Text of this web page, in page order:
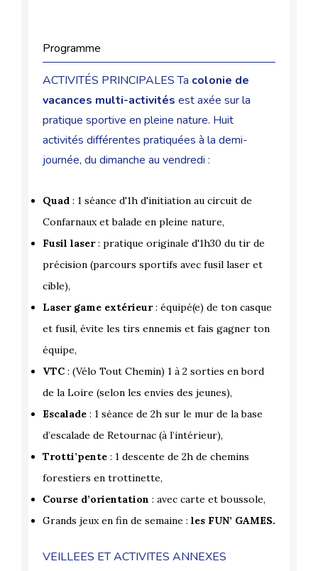
Programme
ACTIVITÉS PRINCIPALES Ta colonie de
vacances multi-activités est axée sur la
pratique sportive en pleine nature. Huit
activités différentes pratiquées à la demi-
journée, du dimanche au vendredi :
Quad : 1 séance d'1h d'initiation au circuit de
Confarnaux et balade en pleine nature,
Fusil laser: pratique originale d'1h30 du tir de
précision (parcours sportifs avec fusil laser et
cible),
Laser game extérieur: équipé(e) de ton casque
et fusil, évite les tirs ennemis et fais gagner ton
équipe,
VTC : (Vélo Tout Chemin) 1 à 2 sorties en bord
de la Loire (selon les envies des jeunes),
Escalade : 1 séance de 2h sur le mur de la base
d’escalade de Retournac (à l’intérieur),
Trotti’pente : 1 descente de 2h de chemins
forestiers en trottinette,
Course d’orientation : avec carte et boussole,
Grands jeux en fin de semaine : les FUN’ GAMES.
VEILLEES ET ACTIVITES ANNEXES